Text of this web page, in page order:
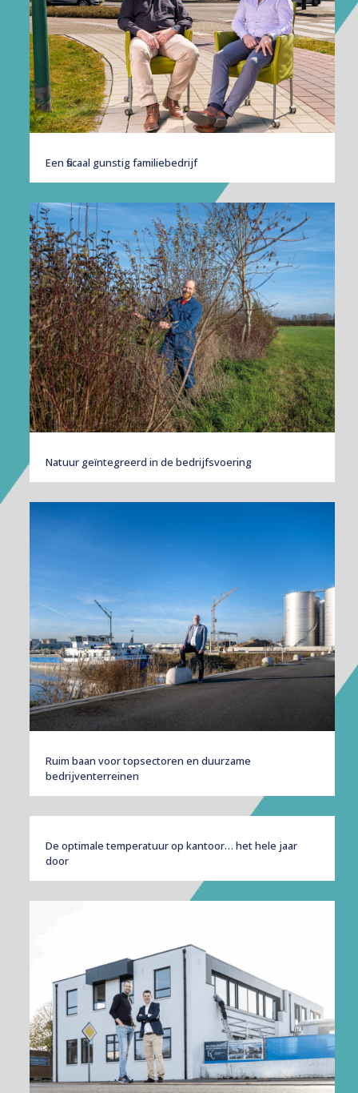
Een fiscaal gunstig familiebedrijf
Natuur geïntegreerd in de bedrijfsvoering
Ruim baan voor topsectoren en duurzame
bedrijventerreinen
De optimale temperatuur op kantoor… het hele jaar
door